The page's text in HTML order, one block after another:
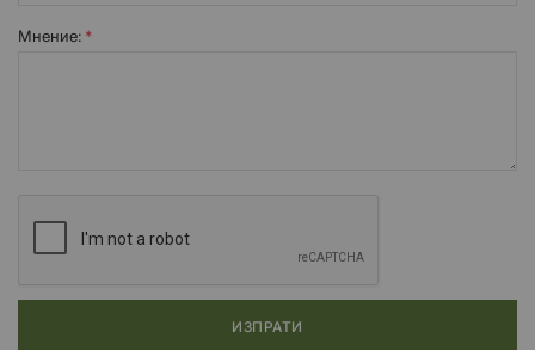
(D1B591PA), алуминиева (D1BTRPA) или черна алуминиева
Мнение:
ИЗПРАТИ